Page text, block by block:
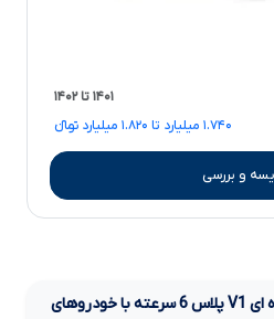
۱۴۰۱ تا ۱۴۰۲
۱.۷۴۰ میلیارد تا ۱.۸۲۰ میلیارد تومانءءء
و بررسی
ای V1پلاس6سرعتهبا خودروهای